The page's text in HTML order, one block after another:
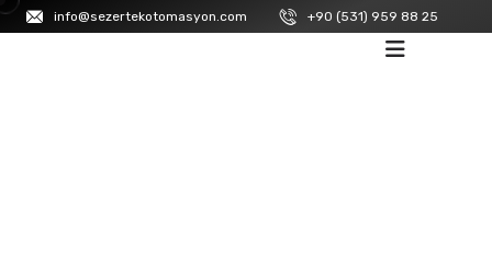
info@sezertekotomasyon.com +90 (531) 959 88 25